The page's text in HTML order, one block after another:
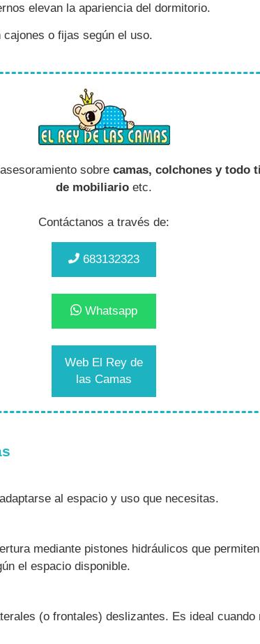
elevan la apariencia del dormitorio.
o fijas según el uso.
sobre camas, colchones y todo
de mobiliario etc.
Contáctanos a través de:
683132323
Whatsapp
Web El Rey de
las Camas
al espacio y uso que necesitas.
mediante pistones hidráulicos que
el espacio disponible.
(o frontales) deslizantes. Es ideal